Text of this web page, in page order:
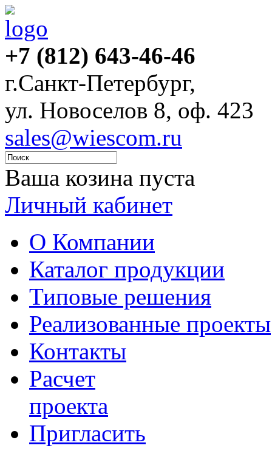
+7 (812) 643-46-46
г.Санкт-Петербург,
ул. Новоселов 8, оф. 423
sales@wiescom.ru
Ваша козина пуста
Личный кабинет
О Компании
Каталог продукции
Типовые решения
Реализованные проекты
Контакты
Расчет
проекта
Пригласить